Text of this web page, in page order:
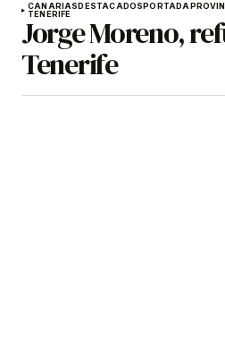
CANARIASDESTACADOSPORTADA
TENERIFE
Jorge Moreno,
Tenerife